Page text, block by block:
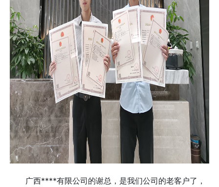
广西****有限公司的谢总，是我们公司的老客户了，